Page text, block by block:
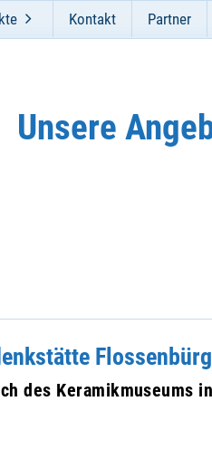
Kontakt Partner
Unsere
des Keramikmuseums